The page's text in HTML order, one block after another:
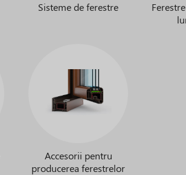
Sisteme de ferestre
Accesorii pentru
producerea ferestrelor